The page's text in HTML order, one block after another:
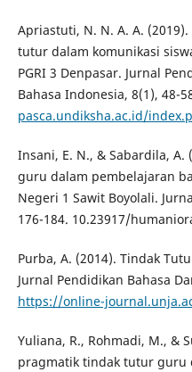
Apriastuti, N. N. A. A.
tutur dalam komunikasi
PGRI 3 Denpasar. Jurnal
Bahasa Indonesia, 8(1), 48-
pasca.undiksha.ac.id/
Insani, E. N., & Sabardila,
guru dalam pembelajaran
Negeri 1 Sawit Boyolali.
176-184. 10.23917/
Purba, A. (2014). Tindak
Jurnal Pendidikan Bahasa
https://online-
Yuliana, R., Rohmadi, M., &
pragmatik tindak tutur guru